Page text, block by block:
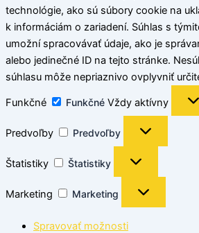
technológie, ako sú súbory cookie na
k informáciám o zariadení. Súhlas s
umožní spracovávať údaje, ako je
alebo jedinečné ID na tejto stránke.
súhlasu môže nepriaznivo ovplyvniť
Funkčné Funkčné Vždy aktívny
Predvoľby Predvoľby
Štatistiky Štatistiky
Marketing Marketing
Spravovať možnosti